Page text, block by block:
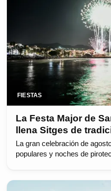
FIESTAS
La Festa Major de
llena Sitges de
La gran celebración de
populares y noches de